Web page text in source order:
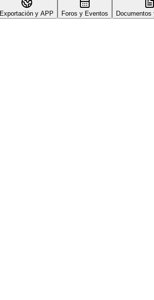
Exportación y APP Foros y Eventos Documentos